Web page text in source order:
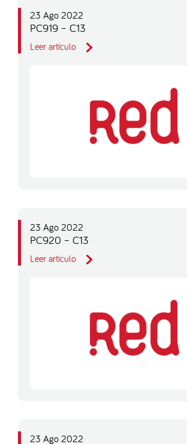
23 Ago 2022
PC919 – C13
Leer artículo
23 Ago 2022
PC920 – C13
Leer artículo
23 Ago 2022